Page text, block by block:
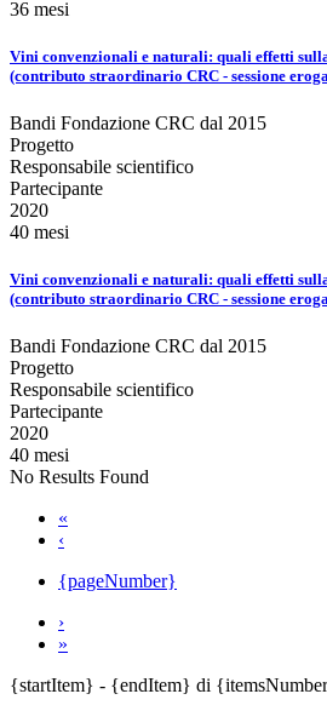
36 mesi
Vini convenzionali e naturali: quali effetti
(contributo straordinario CRC - sessione
Bandi Fondazione CRC dal 2015
Progetto
Responsabile scientifico
Partecipante
2020
40 mesi
Vini convenzionali e naturali: quali effetti
(contributo straordinario CRC - sessione
Bandi Fondazione CRC dal 2015
Progetto
Responsabile scientifico
Partecipante
2020
40 mesi
No Results Found
«
‹
{pageNumber}
›
»
{startItem} - {endItem} di